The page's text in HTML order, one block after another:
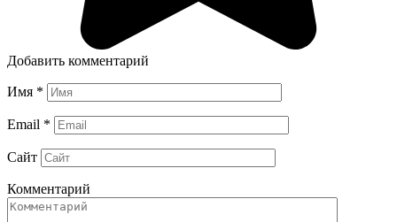
Добавить комментарий
Имя *
Email *
Сайт
Комментарий